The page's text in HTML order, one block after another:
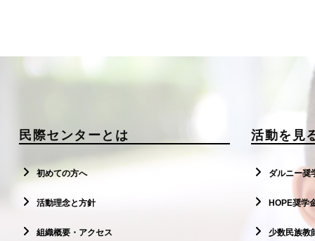
民際センターとは
初めての方へ
活動理念と方針
組織概要・アクセス
活動を見
ダルニー奨
HOPE奨学
少数民族教